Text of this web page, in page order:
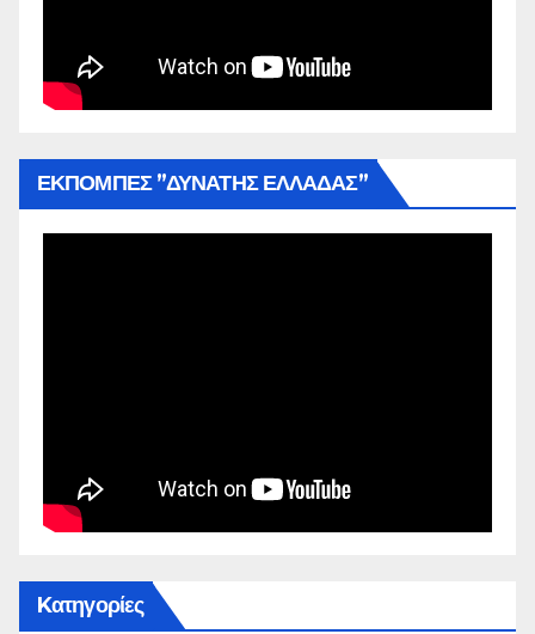
ΕΚΠΟΜΠΕΣ ”ΔΥΝΑΤΗΣ ΕΛΛΑΔΑΣ”
Kατηγορίες